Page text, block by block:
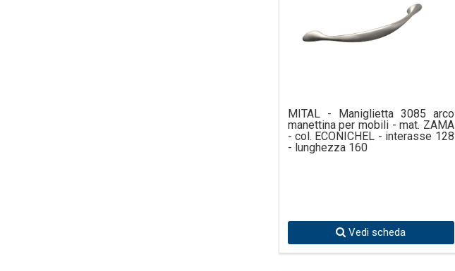
MITAL - Maniglietta 3085 arco
manettina per mobili - mat. ZAMA
- col. ECONICHEL - interasse 128
- lunghezza 160
Vedi scheda